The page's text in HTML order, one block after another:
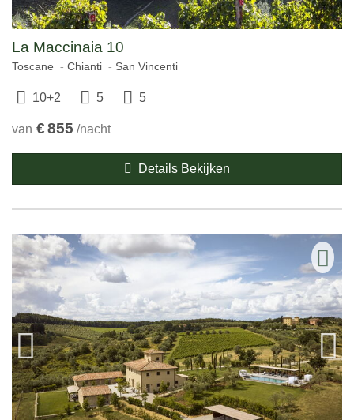
La Maccinaia 10
Toscane Chianti San Vincenti
10+2 5 5
van €855 /nacht
Details Bekijken